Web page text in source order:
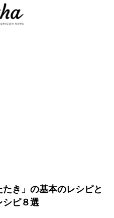
き」の基本のレシピと
シピ８選